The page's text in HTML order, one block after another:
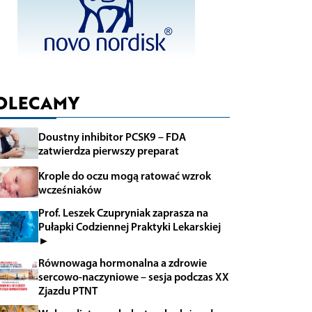
Doustny inhibitor PCSK9 – FDA
zatwierdza pierwszy preparat
Krople do oczu mogą ratować wzrok
wcześniaków
Prof. Leszek Czupryniak zaprasza na
Pułapki Codziennej Praktyki Lekarskiej
►
Równowaga hormonalna a zdrowie
sercowo-naczyniowe – sesja podczas XX
Zjazdu PTNT